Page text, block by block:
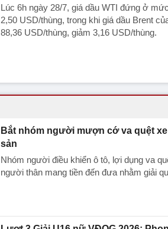
Lúc 6h ngày 28/7, giá dầu WTI đứng ở
2,50 USD/thùng, trong khi giá dầu Brent
88,36 USD/thùng, giảm 3,16 USD/thùng.
Bắt nhóm người mượn cớ va quệt
sản
Nhóm người điều khiển ô tô, lợi dụng va
người thân mang tiền đến đưa nhằm giải